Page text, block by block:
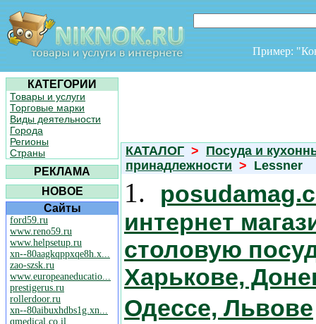
Пример:
КАТЕГОРИИ
Товары и услуги
Торговые марки
Виды деятельности
Города
Регионы
Страны
РЕКЛАМА
НОВОЕ
Сайты
ford59.ru
www.reno59.ru
www.helpsetup.ru
xn--80aagkqppxqe8h.x...
zao-szsk.ru
www.europeaneducatio...
prestigerus.ru
rollerdoor.ru
xn--80aibuxhdbs1g.xn...
qmedical.co.il
КАТАЛОГ > Посуда и
принадлежности > Lessner
1.
интернет
столовую
Харькове,
Одессе, Львове